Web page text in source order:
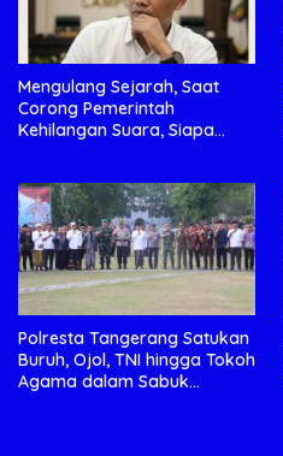
Mengulang Sejarah, Saat
Corong Pemerintah
Kehilangan Suara, Siapa
Polresta Tangerang Satukan
Buruh, Ojol, TNI hingga Tokoh
Agama dalam Sabuk